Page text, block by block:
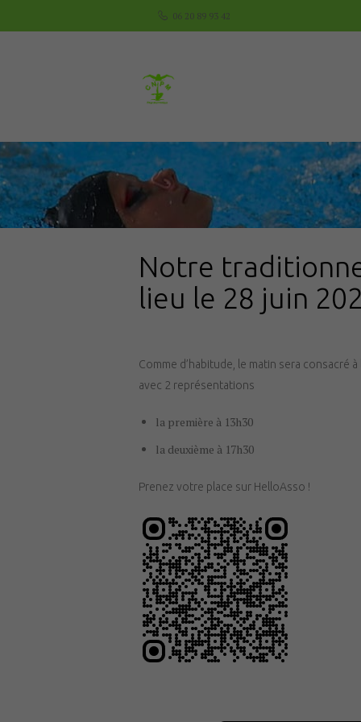
06 20 89 93 42
Notre
lieu le 28 juin
Comme d’habitude, le matin sera consacré
avec 2 représentations
la première à 13h30
la deuxième à 17h30
Prenez votre place sur HelloAsso !